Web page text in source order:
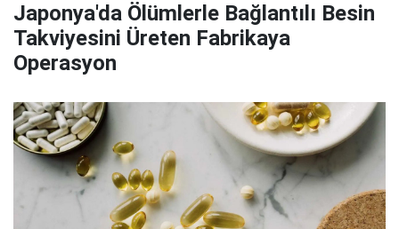
Japonya'da Ölümlerle Bağlantılı Besin
Takviyesini Üreten Fabrikaya
Operasyon